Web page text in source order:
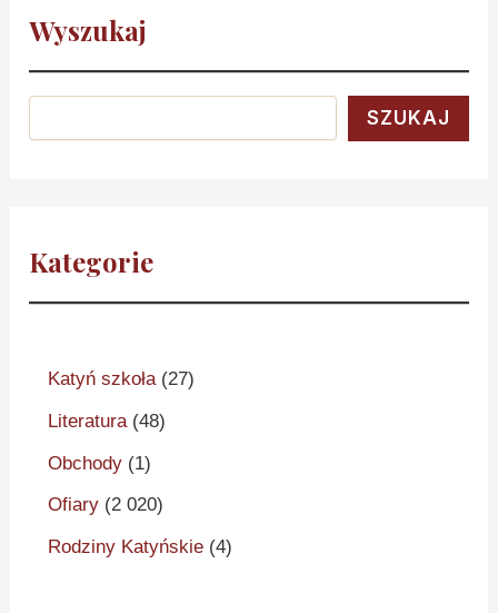
Wyszukaj
SZUKAJ
Kategorie
Katyń szkoła(27)
Literatura(48)
Obchody (1)
Ofiary (2 020)
Rodziny Katyńskie (4)